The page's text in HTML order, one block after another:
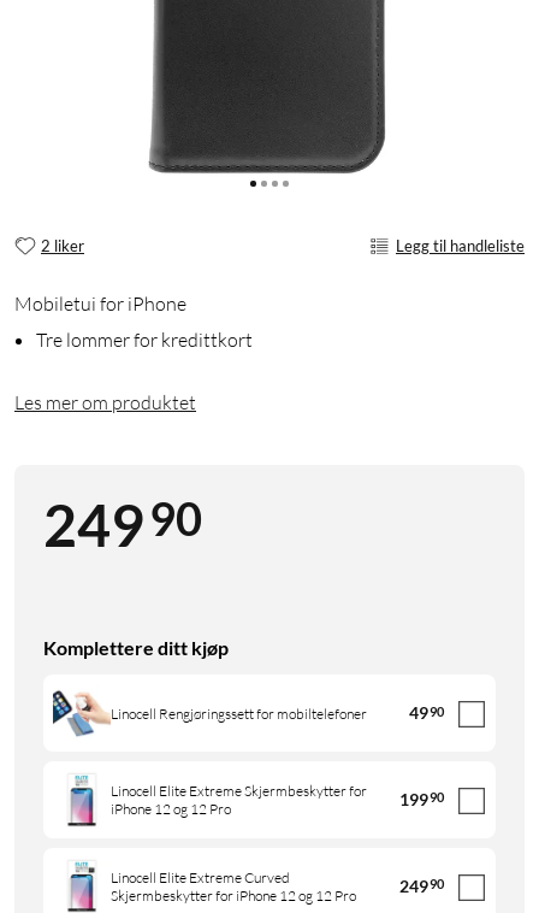
2 liker Legg til handleliste
Mobiletui for iPhone
Tre lommer for kredittkort
Les mer om produktet
24990
Komplettere ditt kjøp
Linocell Rengjøringssett for mobiltelefoner 4990
Linocell Elite Extreme Skjermbeskytter for
iPhone 12 og 12 Pro
19990
Linocell Elite Extreme Curved
Skjermbeskytter for iPhone 12 og 12 Pro
24990